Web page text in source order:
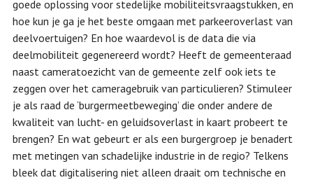
goede oplossing voor stedelijke mobiliteitsvraagstukken, en
hoe kun je ga je het beste omgaan met parkeeroverlast van
deelvoertuigen? En hoe waardevol is de data die via
deelmobiliteit gegenereerd wordt? Heeft de gemeenteraad
naast cameratoezicht van de gemeente zelf ook iets te
zeggen over het cameragebruik van particulieren? Stimuleer
je als raad de ‘burgermeetbeweging’ die onder andere de
kwaliteit van lucht- en geluidsoverlast in kaart probeert te
brengen? En wat gebeurt er als een burgergroep je benadert
met metingen van schadelijke industrie in de regio? Telkens
bleek dat digitalisering niet alleen draait om technische en